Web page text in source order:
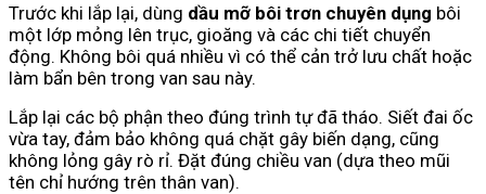
Trước khi lắp lại, dùng dầu mỡ bôi trơn chuyên dụng bôi
một lớp mỏng lên trục, gioăng và các chi tiết chuyển
động. Không bôi quá nhiều vì có thể cản trở lưu chất hoặc
làm bẩn bên trong van sau này.
Lắp lại các bộ phận theo đúng trình tự đã tháo. Siết đai ốc
vừa tay, đảm bảo không quá chặt gây biến dạng, cũng
không lỏng gây rò rỉ. Đặt đúng chiều van (dựa theo mũi
tên chỉ hướng trên thân van).